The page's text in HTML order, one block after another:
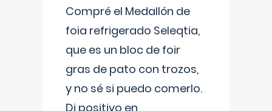
Compré el Medallón de
foia refrigerado Seleqtia,
que es un bloc de foir
gras de pato con trozos,
y no sé si puedo comerlo.
Di positivo en